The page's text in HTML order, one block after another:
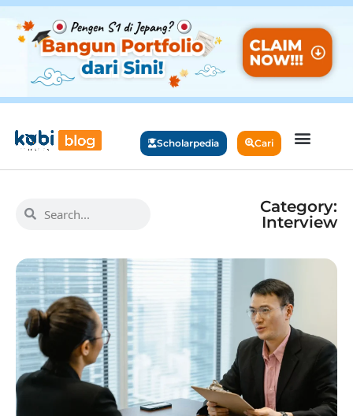
Scholarpedia Cari
Category:
Interview